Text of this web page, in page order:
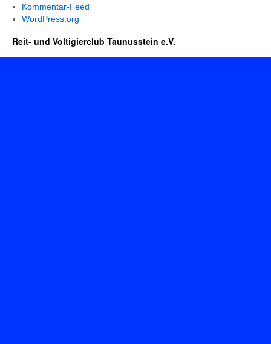
Kommentar-Feed
WordPress.org
Reit- und Voltigierclub Taunusstein e.V.